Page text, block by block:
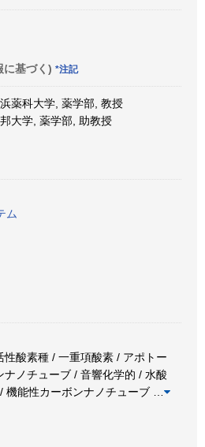
に基づく) *注記
薬科大学, 薬学部, 教授
大学, 薬学部, 助教授
ム
酸素種 / 一重項酸素 / アポトー
ノチューブ / 音響化学的 / 水酸
機能性カーボンナノチューブ